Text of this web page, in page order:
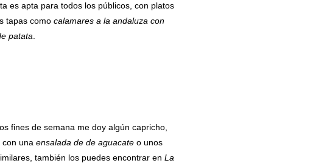
es apta para todos los públicos, con platos
tapas como calamares a la andaluza con
patata
fines de semana me doy algún capricho,
una ensalada de de aguacate o unos
también los puedes encontrar en La